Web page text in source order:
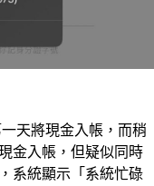
天將現金入帳，而稍
金入帳，但疑似同時
系統顯示「系統忙碌